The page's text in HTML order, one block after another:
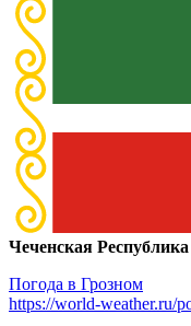
Чеченская Республика
Погода в Грозном
https://world-weather.ru/